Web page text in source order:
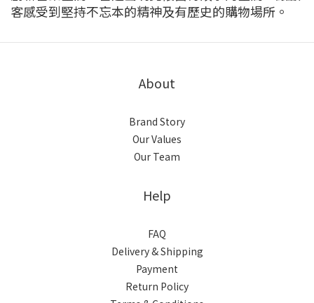
客感受到堅持不忘本的精神及有歷史的購物場所。
About
Brand Story
Our Values
Our Team
Help
FAQ
Delivery & Shipping
Payment
Return Policy